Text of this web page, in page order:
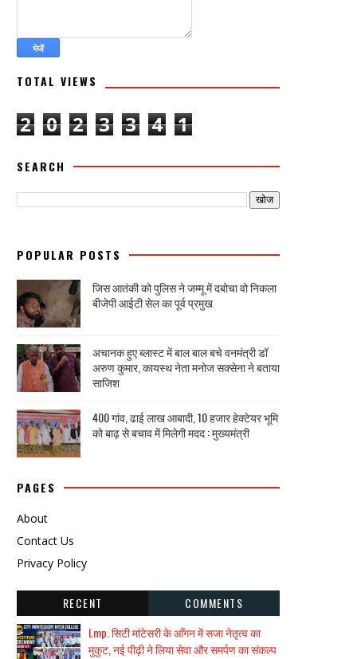
TOTAL VIEWS
2 0 2 3 3 4 1
SEARCH
POPULAR POSTS
जिस आतंकी को पुलिस ने जम्मू में दबोचा वो निकला
बीजेपी आईटी सेल का पूर्व प्रमुख
अचानक हुए ब्लास्ट में बाल बाल बचे वनमंत्री डॉ
अरुण कुमार, कायस्थ नेता मनोज सक्सेना ने बताया
साजिश
400 गांव, ढाई लाख आबादी, 10 हजार हेक्टेयर भूमि
को बाढ़ से बचाव में मिलेगी मदद : मुख्यमंत्री
PAGES
About
Contact Us
Privacy Policy
RECENT
COMMENTS
Lmp. सिटी मांटेसरी के आँगन में सजा नेतृत्व का
मुकुट, नई पीढ़ी ने लिया सेवा और समर्पण का संकल्प